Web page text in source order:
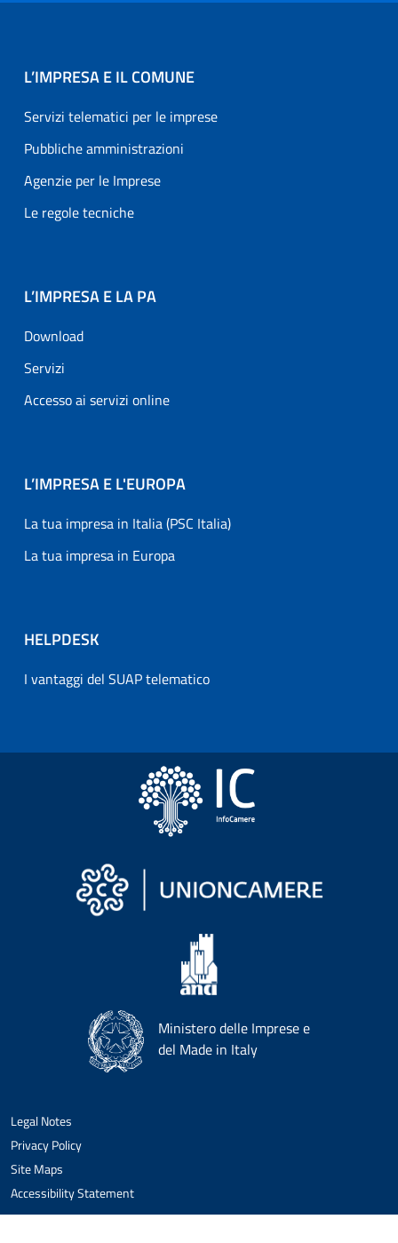
L’IMPRESA E IL COMUNE
Servizi telematici per le imprese
Pubbliche amministrazioni
Agenzie per le Imprese
Le regole tecniche
L’IMPRESA E LA PA
Download
Servizi
Accesso ai servizi online
L’IMPRESA E L'EUROPA
La tua impresa in Italia (PSC Italia)
La tua impresa in Europa
HELPDESK
I vantaggi del SUAP telematico
Ministero delle Imprese e
del Made in Italy
Legal Notes
Privacy Policy
Site Maps
Accessibility Statement